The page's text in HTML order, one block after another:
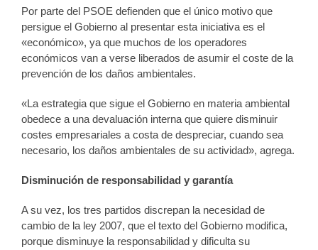
Por parte del PSOE defienden que el único motivo que
persigue el Gobierno al presentar esta iniciativa es el
«económico», ya que muchos de los operadores
económicos van a verse liberados de asumir el coste de la
prevención de los daños ambientales.
«La estrategia que sigue el Gobierno en materia ambiental
obedece a una devaluación interna que quiere disminuir
costes empresariales a costa de despreciar, cuando sea
necesario, los daños ambientales de su actividad», agrega.
Disminución de responsabilidad y garantía
A su vez, los tres partidos discrepan la necesidad de
cambio de la ley 2007, que el texto del Gobierno modifica,
porque disminuye la responsabilidad y dificulta su